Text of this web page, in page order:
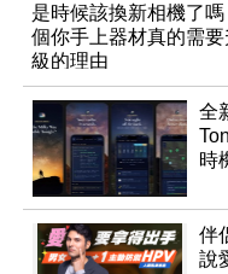
是時候該換新相機了
個你手上器材真的需要
級的理由
全
時
伴
說